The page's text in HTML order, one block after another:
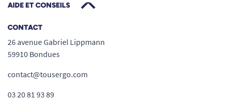
AIDE ET CONSEILS
CONTACT
26 avenue Gabriel Lippmann
59910 Bondues
contact@tousergo.com
03 20 81 93 89